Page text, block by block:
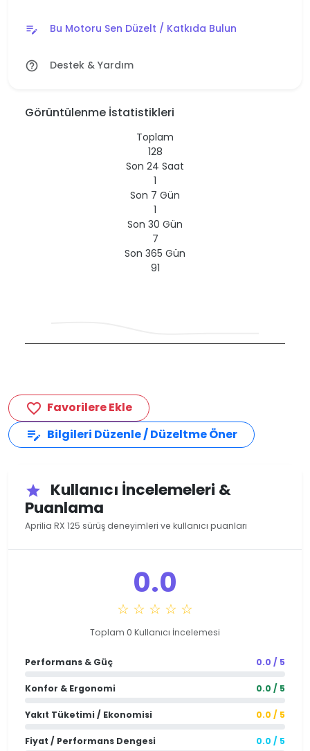
edit_note Bu Motoru Sen Düzelt / Katkıda Bulun
help_outline Destek & Yardım
Görüntülenme İstatistikleri
Toplam
128
Son 24 Saat
1
Son 7 Gün
1
Son 30 Gün
7
Son 365 Gün
91
favorite_border Favorilere Ekle
edit_note Bilgileri Düzenle / Düzeltme Öner
star
Kullanıcı İncelemeleri &
Puanlama
Aprilia RX 125 sürüş deneyimleri ve kullanıcı puanları
0.0
☆ ☆ ☆ ☆ ☆
Toplam 0 Kullanıcı İncelemesi
Performans & Güç 0.0 / 5
Konfor & Ergonomi 0.0 / 5
Yakıt Tüketimi / Ekonomisi 0.0 / 5
Fiyat / Performans Dengesi 0.0 / 5